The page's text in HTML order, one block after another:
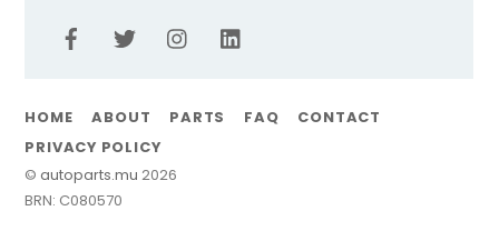
FacebookTwitter Instagram
HOME ABOUT PARTS FAQ
CONTACT
PRIVACY POLICY
©autoparts.mu 2026
BRN: C080570